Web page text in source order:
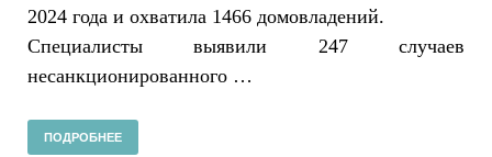
2024 года и охватила 1466 домовладений.
Специалисты выявили 247 случаев
несанкционированного …
ПОДРОБНЕЕ